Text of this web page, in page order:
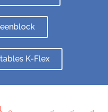
K-Flex